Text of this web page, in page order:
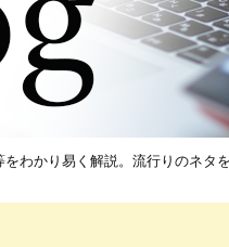
わかり易く解説。流行りのネタ